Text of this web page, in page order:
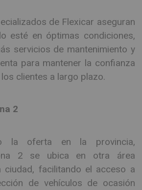
de Flexicar aseguran
esté en óptimas condiciones,
servicios de mantenimiento y
para mantener la confianza
clientes a largo plazo.
2
la oferta en la provincia,
2 se ubica en otra área
ciudad, facilitando el acceso a
de vehículos de ocasión